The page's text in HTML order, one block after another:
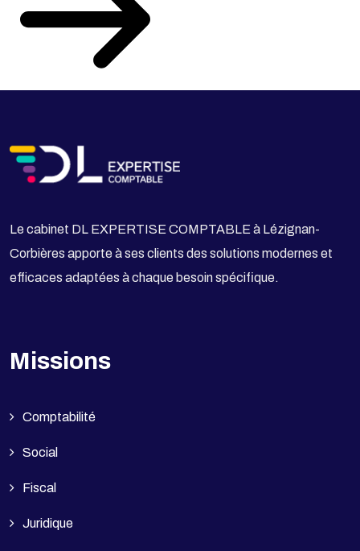
Le cabinet DL EXPERTISE COMPTABLE à Lézignan-
Corbières apporte à ses clients des solutions modernes et
efficaces adaptées à chaque besoin spécifique.
Missions
Comptabilité
Social
Fiscal
Juridique